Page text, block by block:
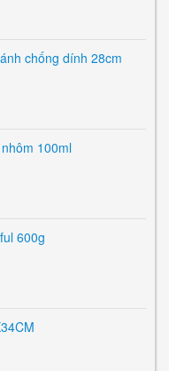
chống dính 28cm
100ml
600g